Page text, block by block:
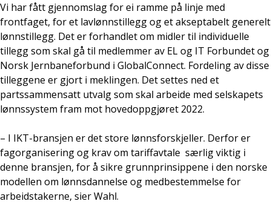
Vi har fått gjennomslag for ei ramme på linje med
frontfaget, for et lavlønnstillegg og et akseptabelt generelt
lønnstillegg. Det er forhandlet om midler til individuelle
tillegg som skal gå til medlemmer av EL og IT Forbundet og
Norsk Jernbaneforbund i GlobalConnect. Fordeling av disse
tilleggene er gjort i meklingen. Det settes ned et
partssammensatt utvalg som skal arbeide med selskapets
lønnssystem fram mot hovedoppgjøret 2022.
– I IKT-bransjen er det store lønnsforskjeller. Derfor er
fagorganisering og krav om tariffavtale særlig viktig i
denne bransjen, for å sikre grunnprinsippene i den norske
modellen om lønnsdannelse og medbestemmelse for
arbeidstakerne, sier Wahl.